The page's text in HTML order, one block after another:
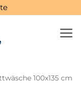
100x135 cm